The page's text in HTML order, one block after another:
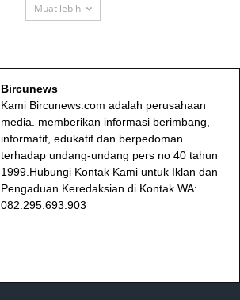
Muat lebih
Bircunews
Kami Bircunews.com adalah perusahaan
media. memberikan informasi berimbang,
informatif, edukatif dan berpedoman
terhadap undang-undang pers no 40 tahun
1999.Hubungi Kontak Kami untuk Iklan dan
Pengaduan Keredaksian di Kontak WA:
082.295.693.903